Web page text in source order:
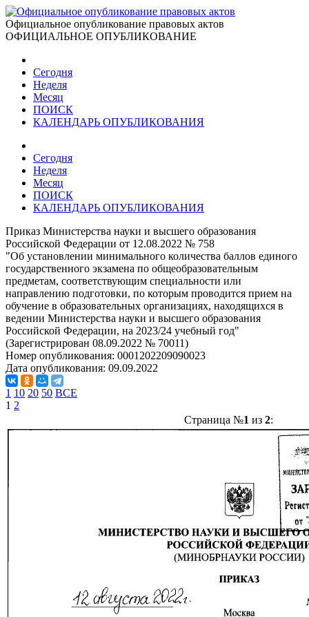
Официальное опубликование правовых актов
ОФИЦИАЛЬНОЕ ОПУБЛИКОВАНИЕ
Сегодня
Неделя
Месяц
ПОИСК
КАЛЕНДАРЬ ОПУБЛИКОВАНИЯ
Сегодня
Неделя
Месяц
ПОИСК
КАЛЕНДАРЬ ОПУБЛИКОВАНИЯ
Приказ Министерства науки и высшего образования
Российской Федерации от 12.08.2022 № 758
"Об установлении минимального количества баллов единого
государственного экзамена по общеобразовательным
предметам, соответствующим специальности или
направлению подготовки, по которым проводится прием на
обучение в образовательных организациях, находящихся в
ведении Министерства науки и высшего образования
Российской Федерации, на 2023/24 учебный год"
(Зарегистрирован 08.09.2022 № 70011)
Номер опубликования: 0001202209090023
Дата опубликования: 09.09.2022
1 10 20 50 ВСЕ
1 2
Страница №1 из 2: